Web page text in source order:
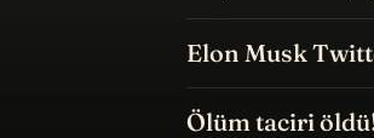
Elon Musk
Ölüm taciri